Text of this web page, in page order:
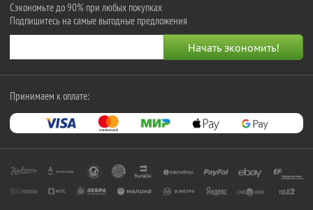
Сэкономьте до 90% при любых покупках
Подпишитесь на самые выгодные предложения
Принимаем к оплате: